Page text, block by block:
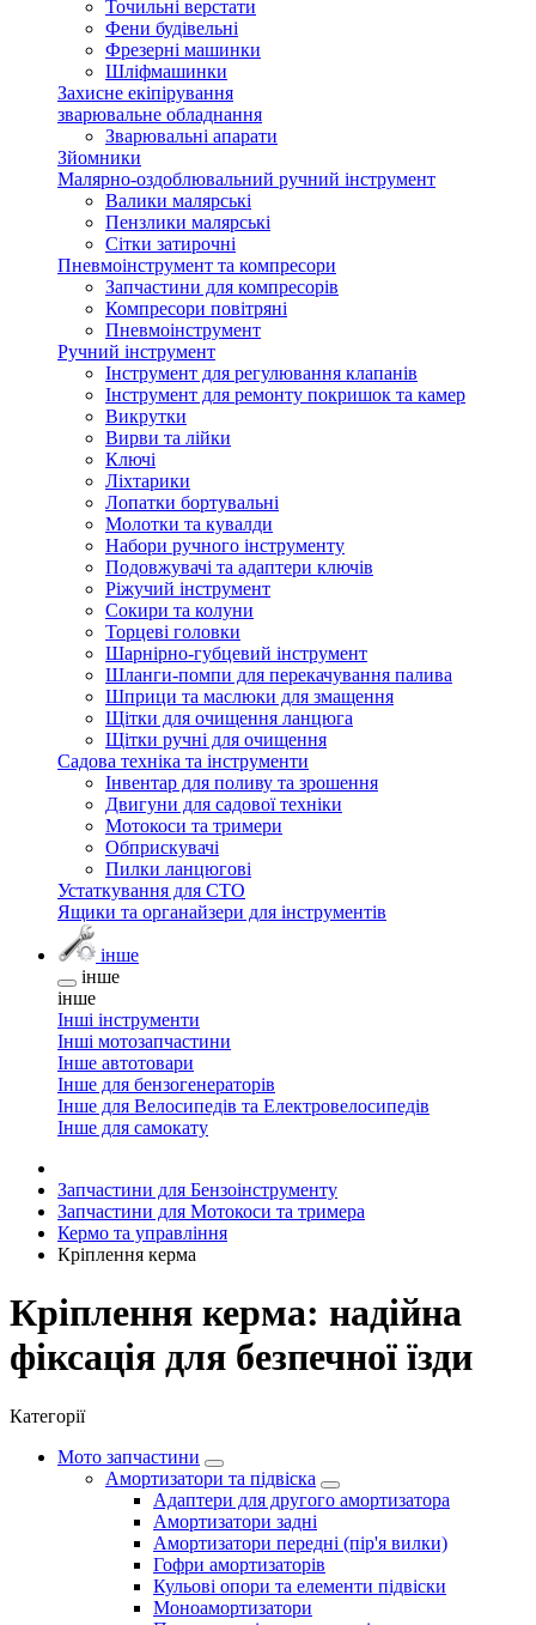
Точильні верстати
Фени будівельні
Фрезерні машинки
Шліфмашинки
Захисне екіпірування
зварювальне обладнання
Зварювальні апарати
Зйомники
Малярно-оздоблювальний ручний інструмент
Валики малярські
Пензлики малярські
Сітки затирочні
Пневмоінструмент та компресори
Запчастини для компресорів
Компресори повітряні
Пневмоінструмент
Ручний інструмент
Інструмент для регулювання клапанів
Інструмент для ремонту покришок та камер
Викрутки
Вирви та лійки
Ключі
Ліхтарики
Лопатки бортувальні
Молотки та кувалди
Набори ручного інструменту
Подовжувачі та адаптери ключів
Ріжучий інструмент
Сокири та колуни
Торцеві головки
Шарнірно-губцевий інструмент
Шланги-помпи для перекачування палива
Шприци та маслюки для змащення
Щітки для очищення ланцюга
Щітки ручні для очищення
Садова техніка та інструменти
Інвентар для поливу та зрошення
Двигуни для садової техніки
Мотокоси та тримери
Обприскувачі
Пилки ланцюгові
Устаткування для СТО
Ящики та органайзери для інструментів
інше
інше
інше
Інші інструменти
Інші мотозапчастини
Інше автотовари
Інше для бензогенераторів
Інше для Велосипедів та Електровелосипедів
Інше для самокату
Запчастини для Бензоінструменту
Запчастини для Мотокоси та тримера
Кермо та управління
Кріплення керма
Кріплення керма: надійна
фіксація для безпечної їзди
Категорії
Мото запчастини
Амортизатори та підвіска
Адаптери для другого амортизатора
Амортизатори задні
Амортизатори передні (пір'я вилки)
Гофри амортизаторів
Кульові опори та елементи підвіски
Моноамортизатори